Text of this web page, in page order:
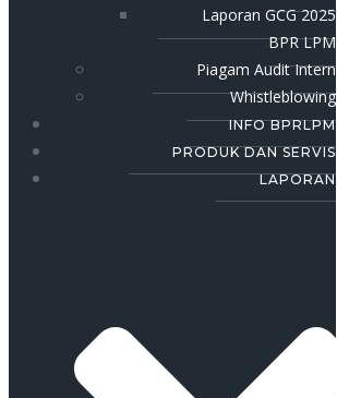
Laporan GCG 2025
BPR LPM
Piagam Audit Intern
Whistleblowing
INFO BPRLPM
PRODUK DAN SERVIS
LAPORAN